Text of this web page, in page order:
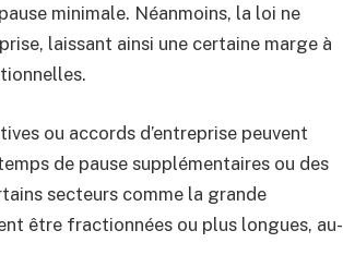
minimale. Néanmoins, la loi ne
laissant ainsi une certaine marge à
ou accords d’entreprise peuvent
de pause supplémentaires ou des
secteurs comme la grande
être fractionnées ou plus longues, au-